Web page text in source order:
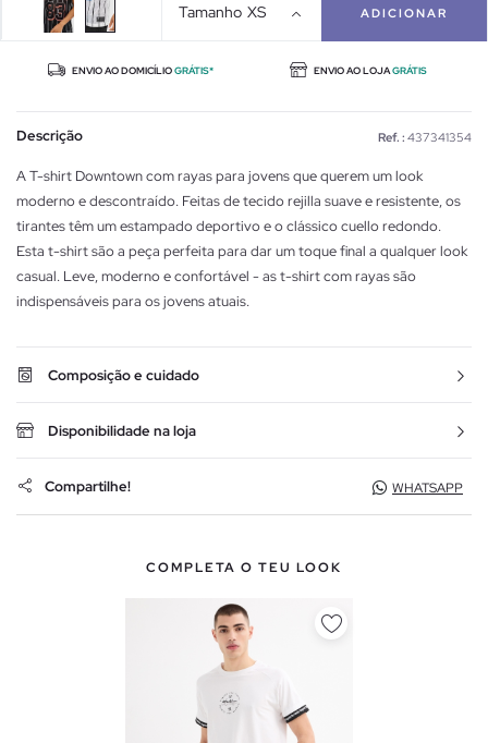
Tamanho XS ADICIONAR
ENVIO AO DOMICÍLIOGRÁTIS* ENVIO AO LOJAGRÁTIS
Descrição Ref. : 437341354
A T-shirt Downtown com rayas para jovens que querem um look
moderno e descontraído. Feitas de tecido rejilla suave e resistente, os
tirantes têm um estampado deportivo e o clássico cuello redondo.
Esta t-shirt são a peça perfeita para dar um toque final a qualquer look
casual. Leve, moderno e confortável - as t-shirt com rayas são
indispensáveis para os jovens atuais.
Composição e cuidado
Disponibilidade na loja
Compartilhe! WHATSAPP
COMPLETA O TEU LOOK